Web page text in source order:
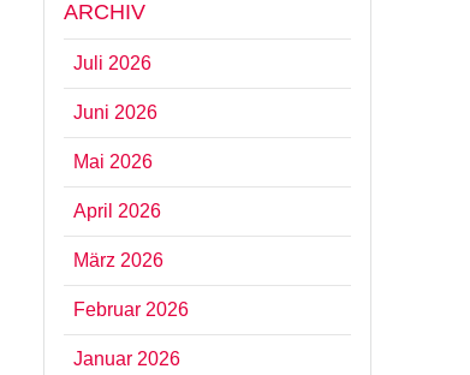
ARCHIV
Juli 2026
Juni 2026
Mai 2026
April 2026
März 2026
Februar 2026
Januar 2026